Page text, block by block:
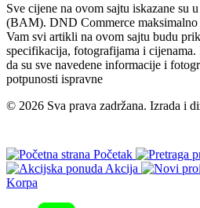
Sve cijene na ovom sajtu iskazane su
(BAM). DND Commerce maksimalno
Vam svi artikli na ovom sajtu budu
specifikacija, fotografijama i cijenama.
da su sve navedene informacije i
potpunosti ispravne
© 2026 Sva prava zadržana. Izrada i
Početak
Akcija
Korpa